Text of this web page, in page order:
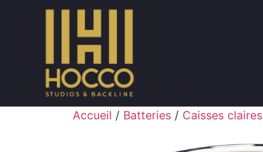
Accueil / Batteries / Caisses claires